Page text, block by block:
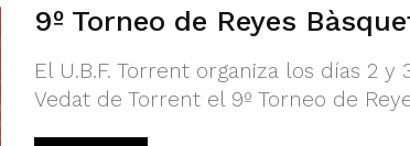
9º Torneo de Reyes
El U.B.F. Torrent organiza los días 2
Vedat de Torrent el 9º Torneo de